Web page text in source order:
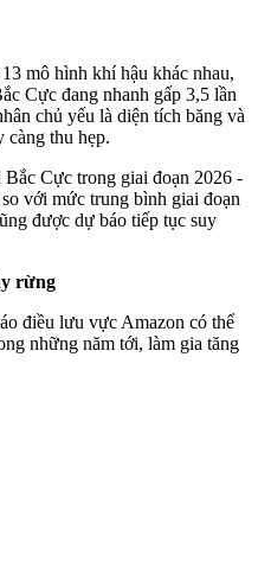
mô hình khí hậu khác nhau,
Cực đang nhanh gấp 3,5 lần
chủ yếu là diện tích băng và
càng thu hẹp.
Cực trong giai đoạn 2026 -
với mức trung bình giai đoạn
được dự báo tiếp tục suy
rừng
điều lưu vực Amazon có thể
những năm tới, làm gia tăng